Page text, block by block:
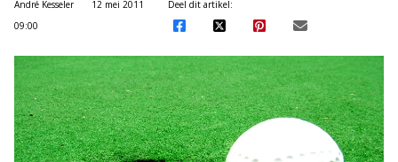
André Kesseler
12 mei 2011
09:00
Deel dit artikel: